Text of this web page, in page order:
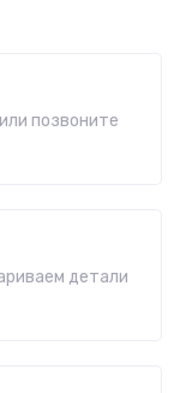
позвоните
детали